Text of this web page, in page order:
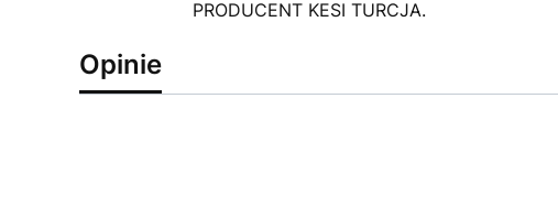
PRODUCENT KESI TURCJA.
Opinie